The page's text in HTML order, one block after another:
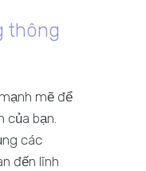
thông
mẽ để
của bạn.
các
đến lĩnh